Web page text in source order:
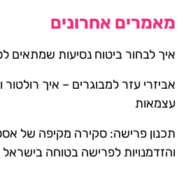
מאמרים אחרונים
איך לבחור ביטוח נסיעות שמתאים
אביזרי עזר למבוגרים – איך רולטור
עצמאות
תכנון פרישה: סקירה מקיפה של
והזדמנויות לפרישה בטוחה בישראל